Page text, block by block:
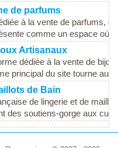
de parfums
à la vente de parfums,
comme un espace où
Artisanaux
dédiée à la vente de
principal du site tourne
de Bain
de lingerie et de
des soutiens-gorge aux